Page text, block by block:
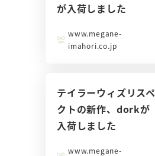
が入荷しました
www.megane-
imahori.co.jp
テイラーウィズリスペ
クトの新作、dorkが
入荷しました
www.megane-